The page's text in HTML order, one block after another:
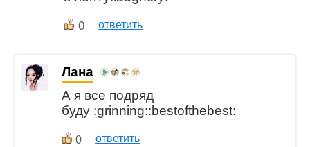
0 ответить
Лана
А я все подряд
буду :grinning::bestofthebest:
0 ответить